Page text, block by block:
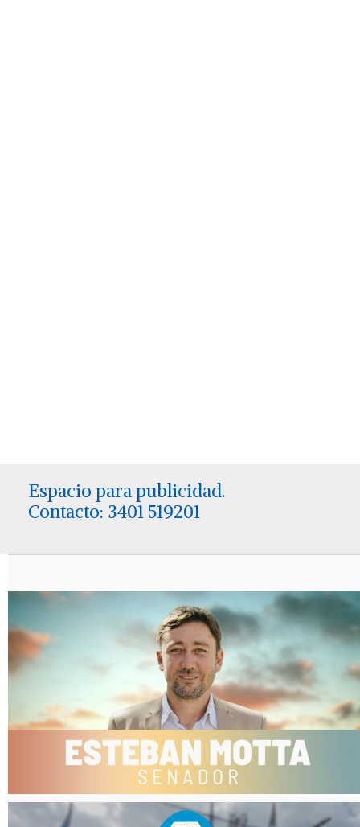
Espacio para publicidad.
Contacto: 3401 519201